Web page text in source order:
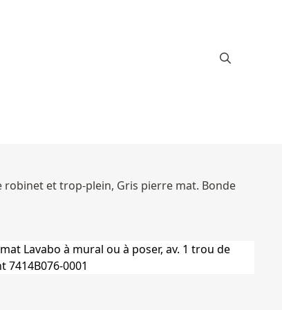
robinet et trop-plein, Gris pierre mat. Bonde